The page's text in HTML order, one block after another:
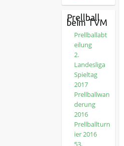
Prellball
beim TVM
Prellballabt
eilung
2.
Landesliga
Spieltag
2017
Prellballwan
derung
2016
Prellballturn
ier 2016
53.